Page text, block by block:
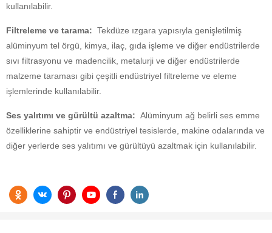
kullanılabilir.
Filtreleme ve tarama: Tekdüze ızgara yapısıyla genişletilmiş
alüminyum tel örgü, kimya, ilaç, gıda işleme ve diğer endüstrilerde
sıvı filtrasyonu ve madencilik, metalurji ve diğer endüstrilerde
malzeme taraması gibi çeşitli endüstriyel filtreleme ve eleme
işlemlerinde kullanılabilir.
Ses yalıtımı ve gürültü azaltma: Alüminyum ağ belirli ses emme
özelliklerine sahiptir ve endüstriyel tesislerde, makine odalarında ve
diğer yerlerde ses yalıtımı ve gürültüyü azaltmak için kullanılabilir.